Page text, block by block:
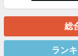
総
ラン